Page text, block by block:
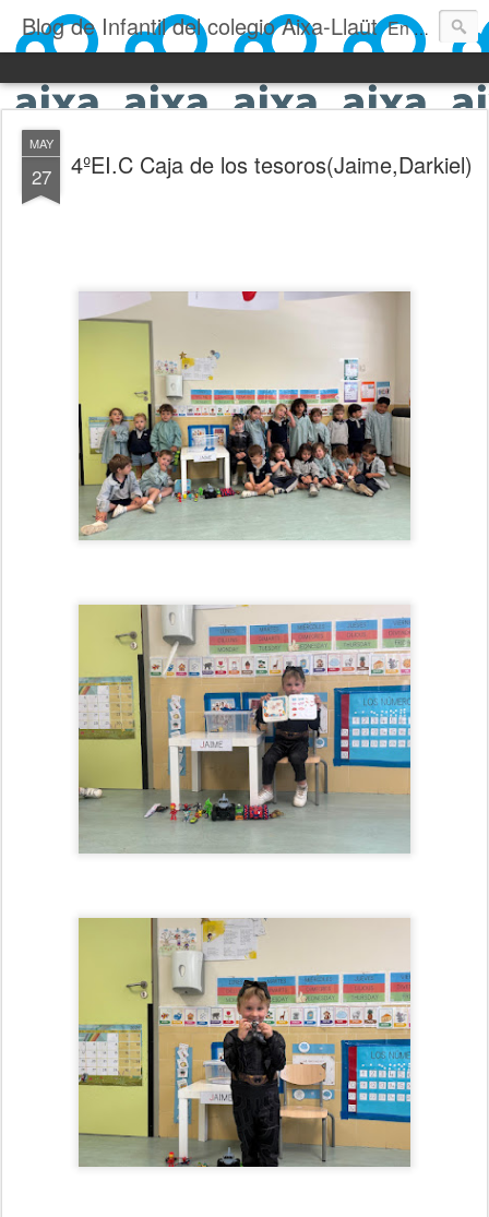
Blog de Infantil del colegio Aixa-Llaüt En nuestro blog verás las actividades del día a día de Infantil, de los alumnos de 0 a 6 años: los talleres, los experimentos, las rutinas, las clases, los patios, etc. ¡Todo aquello que los más pequeños no saben contar!
MAY
27 4ºEI.C Caja de los tesoros(Jaime,Darkiel)